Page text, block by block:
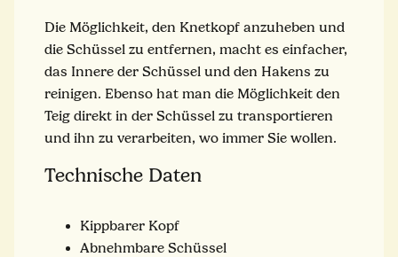
Die Möglichkeit, den Knetkopf anzuheben und
die Schüssel zu entfernen, macht es einfacher,
das Innere der Schüssel und den Hakens zu
reinigen. Ebenso hat man die Möglichkeit den
Teig direkt in der Schüssel zu transportieren
und ihn zu verarbeiten, wo immer Sie wollen.
Technische Daten
Kippbarer Kopf
Abnehmbare Schüssel